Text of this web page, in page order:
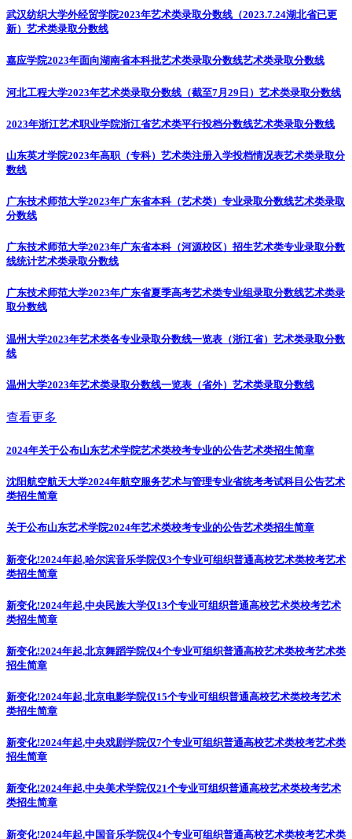
武汉纺织大学外经贸学院2023年艺术类录取分数线（2023.7.24湖北省已更
新） 艺术类录取分数线
嘉应学院2023年面向湖南省本科批艺术类录取分数线艺术类录取分数线
河北工程大学2023年艺术类录取分数线（截至7月29日） 艺术类录取分数线
2023年浙江艺术职业学院浙江省艺术类平行投档分数线艺术类录取分数线
山东英才学院2023年高职（专科）艺术类注册入学投档情况表艺术类录取分
数线
广东技术师范大学2023年广东省本科（艺术类）专业录取分数线艺术类录取
分数线
广东技术师范大学2023年广东省本科（河源校区）招生艺术类专业录取分数
线统计艺术类录取分数线
广东技术师范大学2023年广东省夏季高考艺术类专业组录取分数线艺术类录
取分数线
温州大学2023年艺术类各专业录取分数线一览表（浙江省） 艺术类录取分数
线
温州大学2023年艺术类录取分数线一览表（省外） 艺术类录取分数线
查看更多
2024年关于公布山东艺术学院艺术类校考专业的公告艺术类招生简章
沈阳航空航天大学2024年航空服务艺术与管理专业省统考考试科目公告艺术
类招生简章
关于公布山东艺术学院2024年艺术类校考专业的公告艺术类招生简章
新变化!2024年起,哈尔滨音乐学院仅3个专业可组织普通高校艺术类校考艺术
类招生简章
新变化!2024年起,中央民族大学仅13个专业可组织普通高校艺术类校考艺术
类招生简章
新变化!2024年起,北京舞蹈学院仅4个专业可组织普通高校艺术类校考艺术类
招生简章
新变化!2024年起,北京电影学院仅15个专业可组织普通高校艺术类校考艺术
类招生简章
新变化!2024年起,中央戏剧学院仅7个专业可组织普通高校艺术类校考艺术类
招生简章
新变化!2024年起,中央美术学院仅21个专业可组织普通高校艺术类校考艺术
类招生简章
新变化!2024年起,中国音乐学院仅4个专业可组织普通高校艺术类校考艺术类